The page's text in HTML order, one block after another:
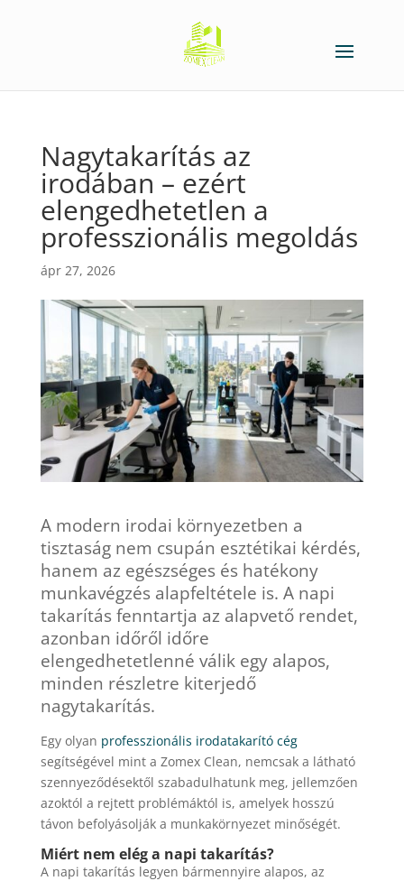
Nagytakarítás az
irodában – ezért
elengedhetetlen a
professzionális megoldás
ápr 27, 2026
A modern irodai környezetben a
tisztaság nem csupán esztétikai kérdés,
hanem az egészséges és hatékony
munkavégzés alapfeltétele is. A napi
takarítás fenntartja az alapvető rendet,
azonban időről időre
elengedhetetlenné válik egy alapos,
minden részletre kiterjedő
nagytakarítás.
Egy olyan professzionális irodatakarító cég
segítségével mint a Zomex Clean, nemcsak a látható
szennyeződésektől szabadulhatunk meg, jellemzően
azoktól a rejtett problémáktól is, amelyek hosszú
távon befolyásolják a munkakörnyezet minőségét.
Miért nem elég a napi takarítás?
A napi takarítás legyen bármennyire alapos, az